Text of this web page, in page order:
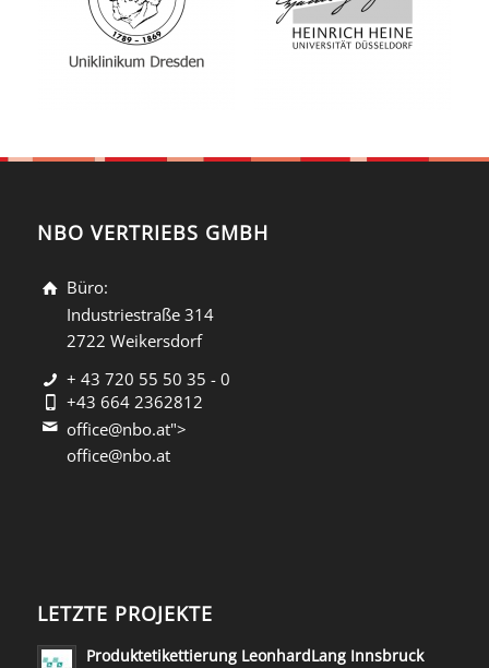
NBO VERTRIEBS GMBH
Büro:
Industriestraße 314
2722 Weikersdorf
+ 43 720 55 50 35 - 0
+43 664 2362812
office@nbo.at">
office@nbo.at
LETZTE PROJEKTE
Produktetikettierung LeonhardLang Innsbruck